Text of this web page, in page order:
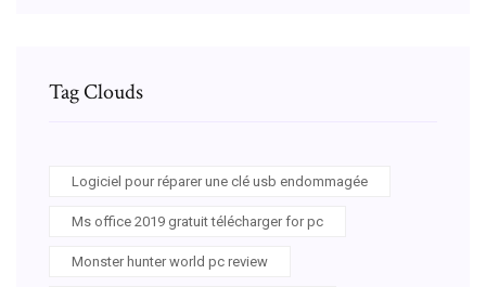
Tag Clouds
Logiciel pour réparer une clé usb endommagée
Ms office 2019 gratuit télécharger for pc
Monster hunter world pc review